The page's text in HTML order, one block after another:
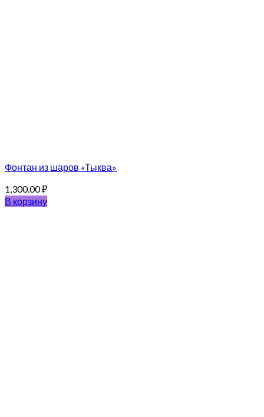
Фонтан из шаров «Тыква»
1,300.00₽
В корзину